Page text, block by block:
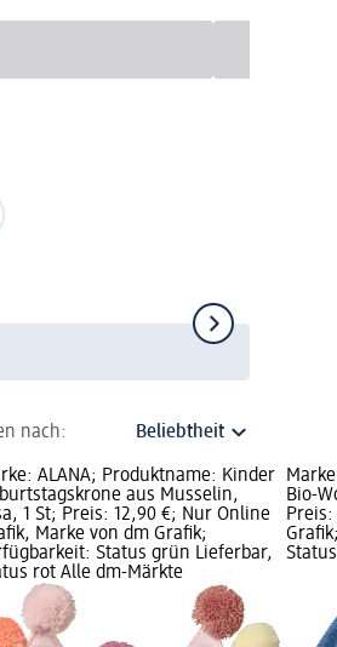
nach:
ALANA; Produktname: Kinder
aus Musselin,
1 St; Preis: 12,90 €; Nur Online
Marke von dm Grafik;
Status grün Lieferbar,
rot Alle dm-Märkte
Bio-